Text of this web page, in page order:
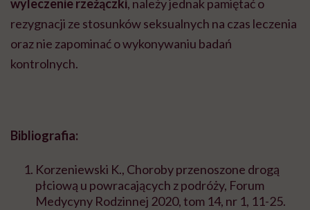
wyleczenie rzeżączki, należy jednak pamiętać o
rezygnacji ze stosunków seksualnych na czas leczenia
oraz nie zapominać o wykonywaniu badań
kontrolnych.
Bibliografia:
Korzeniewski K., Choroby przenoszone drogą
płciową u powracających z podróży, Forum
Medycyny Rodzinnej 2020, tom 14, nr 1, 11-25.